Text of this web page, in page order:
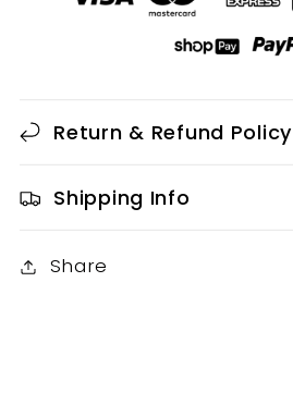
Return & Refund Policy
Shipping Info
Share